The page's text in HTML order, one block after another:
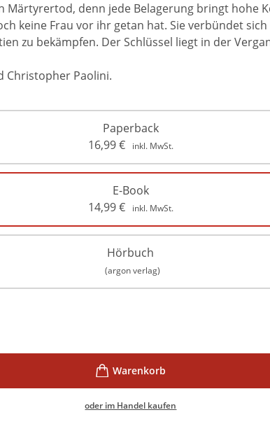
Märtyrertod, denn jede Belagerung bringt hohe
keine Frau vor ihr getan hat. Sie verbündet
zu bekämpfen. Der Schlüssel liegt in der
Christopher Paolini.
Paperback
16,99€ inkl. MwSt.
E-Book
14,99€ inkl. MwSt.
Hörbuch
(argon verlag)
oder im Handel kaufen